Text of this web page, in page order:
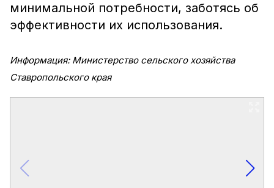
минимальной потребности, заботясь об
эффективности их использования.
Информация: Министерство сельского хозяйства
Ставропольского края